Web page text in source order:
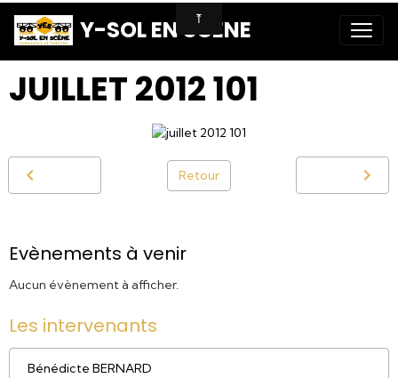
Y-SOL EN SCENE
JUILLET 2012 101
Retour
Evènements à venir
Aucun évènement à afficher.
Les intervenants
Bénédicte BERNARD